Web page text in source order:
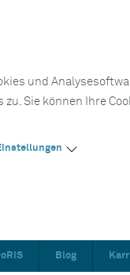
und
zu. Sie können Ihre
Blog